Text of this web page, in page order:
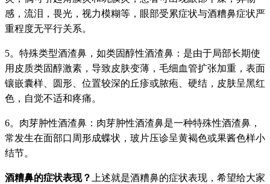
感，流泪，畏光，视力模糊等，眼部受累症状与酒糟鼻症状严
重程度无平行关系。
5。特殊类型酒渣鼻，如类固醇性酒渣鼻：是由于局部长期使
用皮质类固醇激素，导致皮肤变薄，毛细血管扩张加重，表面
镶嵌囊样、圆形、位置较深的丘疹或脓疱、硬结，皮肤呈黑红
色，自觉不适和疼痛。
6。肉芽肿性酒渣鼻：肉芽肿性酒渣鼻是一种特殊性酒渣鼻，
常发生在面部口周形成蝶状，玻片压诊呈黄褐色或果酱色样小
结节。
酒糟鼻的症状表现？
上述就是酒糟鼻的症状表现，希望给大家